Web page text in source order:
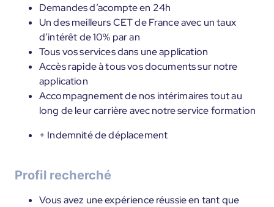
Demandes d’acompte en 24h
Un des meilleurs CET de France avec un taux
d’intérêt de 10% par an
Tous vos services dans une application
Accès rapide à tous vos documents sur notre
application
Accompagnement de nos intérimaires tout au
long de leur carrière avec notre service formation
+ Indemnité de déplacement
Profil recherché
Vous avez une expérience réussie en tant que